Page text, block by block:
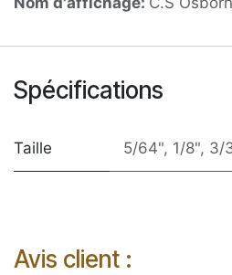
Spécifications
Taille 5/64", 1/8", 3/
Avis client :